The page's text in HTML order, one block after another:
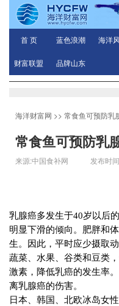
首 页 蓝色浪潮 海洋
财富联盟 品牌山东
海洋财富网 >> 常食鱼可预防乳
常食鱼可预防乳
来源:中国食补网 发布时间
乳腺癌多发生于40岁以后
明显下滑的倾向。肥胖和
生。因此，平时应少摄取
蔬菜、水果、谷类和豆类
激素，降低乳癌的发生率
离乳腺癌的伤害。
日本、韩国、北欧冰岛女